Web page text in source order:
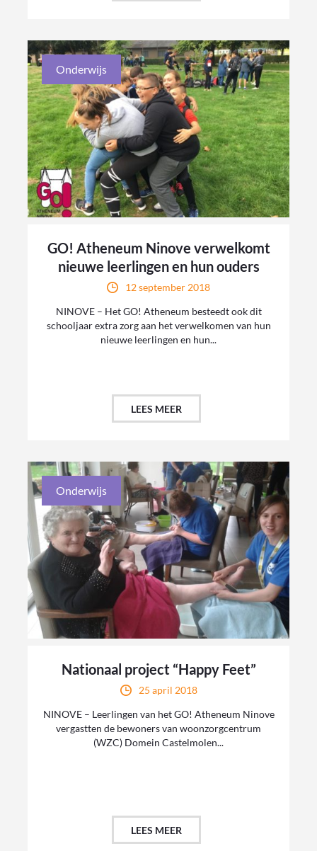
Onderwijs
GO! Atheneum Ninove verwelkomt
nieuwe leerlingen en hun ouders
12 september 2018
NINOVE – Het GO! Atheneum besteedt ook dit
schooljaar extra zorg aan het verwelkomen van hun
nieuwe leerlingen en hun...
LEES MEER
Onderwijs
Nationaal project “Happy Feet”
25 april 2018
NINOVE – Leerlingen van het GO! Atheneum Ninove
vergastten de bewoners van woonzorgcentrum
(WZC) Domein Castelmolen...
LEES MEER